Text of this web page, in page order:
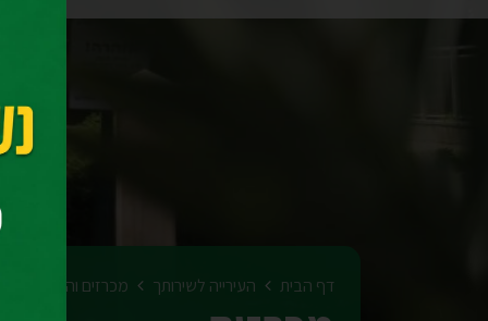
דף הבית העירייה לשירותך מכרזים והצעות מחיר